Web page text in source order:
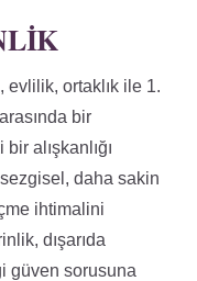
evlilik, ortaklık ile 1.
bir
alışkanlığı
daha sakin
ihtimalini
dışarıda
güven sorusuna